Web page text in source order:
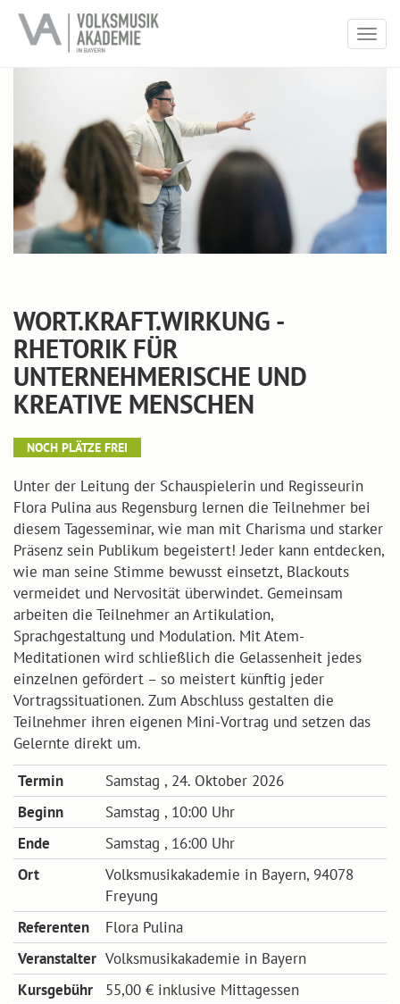
WORT.KRAFT.WIRKUNG -
RHETORIK FÜR
UNTERNEHMERISCHE UND
KREATIVE MENSCHEN
NOCH PLÄTZE FREI
Unter der Leitung der Schauspielerin und Regisseurin
Flora Pulina aus Regensburg lernen die Teilnehmer bei
diesem Tagesseminar, wie man mit Charisma und starker
Präsenz sein Publikum begeistert! Jeder kann entdecken,
wie man seine Stimme bewusst einsetzt, Blackouts
vermeidet und Nervosität überwindet. Gemeinsam
arbeiten die Teilnehmer an Artikulation,
Sprachgestaltung und Modulation. Mit Atem-
Meditationen wird schließlich die Gelassenheit jedes
einzelnen gefördert – so meistert künftig jeder
Vortragssituationen. Zum Abschluss gestalten die
Teilnehmer ihren eigenen Mini-Vortrag und setzen das
Gelernte direkt um.
Termin
Samstag , 24. Oktober 2026
Beginn
Samstag , 10:00 Uhr
Ende
Samstag , 16:00 Uhr
Ort
Volksmusikakademie in Bayern, 94078
Freyung
Referenten
Flora Pulina
Veranstalter Volksmusikakademie in Bayern
Kursgebühr
55,00 € inklusive Mittagessen